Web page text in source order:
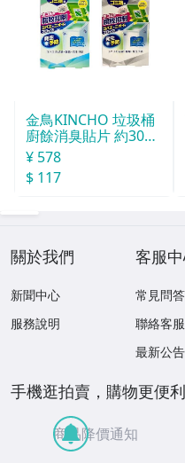
金鳥KINCHO 垃圾桶
廚餘消臭貼片 約30天
分
¥ 578
$ 117
關於我們
新聞中心
服務說明
客服
常見問答
聯絡客服
最新公告
手機逛拍賣，購物更便利
商品降價通知